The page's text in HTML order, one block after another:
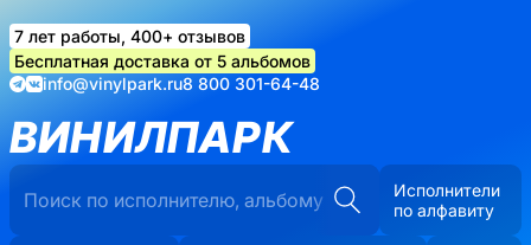
7 лет работы, 400+ отзывов
Бесплатная доставка от 5 альбомов
info@vinylpark.ru8 800 301-64-48
ВИНИЛПАРК
Исполнители
по алфавиту